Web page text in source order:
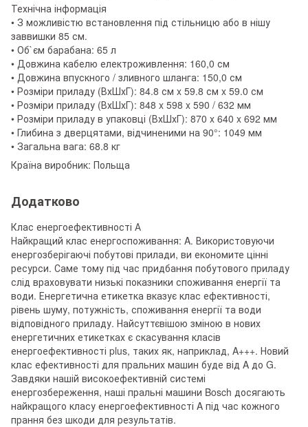
Технічна інформація
• З можливістю встановлення під стільницю або в нішу
заввишки 85 см.
• Об`єм барабана: 65 л
• Довжина кабелю електроживлення: 160,0 см
• Довжина впускного / зливного шланга: 150,0 см
• Розміри приладу (ВхШхГ): 84.8 см x 59.8 см x 59.0 см
• Розміри приладу (ВхШхГ): 848 x 598 x 590 / 632 мм
• Розміри приладу в упаковці (ВхШхГ): 870 x 640 x 692 мм
• Глибина з дверцятами, відчиненими на 90°: 1049 мм
• Загальна вага: 68.8 кг
Країна виробник: Польща
Додатково
Клас енергоефективності А
Найкращий клас енергоспоживання: A. Використовуючи
енергозберігаючі побутові прилади, ви економите цінні
ресурси. Саме тому під час придбання побутового приладу
слід враховувати низькі показники споживання енергії та
води. Енергетична етикетка вказує клас ефективності,
рівень шуму, потужність, споживання енергії та води
відповідного приладу. Найсуттєвішою зміною в нових
енергетичних етикетках є скасування класів
енергоефективності plus, таких як, наприклад, A+++. Новий
клас ефективності для пральних машин буде від A до G.
Завдяки нашій високоефективній системі
енергозбереження, наші пральні машини Bosch досягають
найкращого класу енергоефективності A під час кожного
прання без шкоди для результатів.